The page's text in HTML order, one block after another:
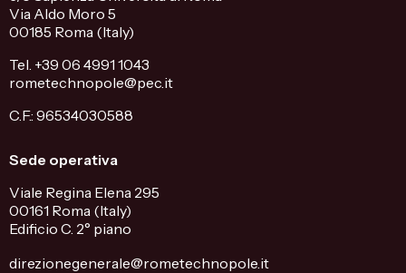
Via Aldo Moro 5
00185 Roma (Italy)
Tel. +39 06 4991 1043
rometechnopole@pec.it
C.F.: 96534030588
Sede operativa
Viale Regina Elena 295
00161 Roma (Italy)
Edificio C. 2° piano
direzionegenerale@rometechnopole.it